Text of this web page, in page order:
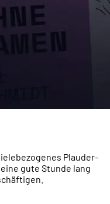
Plauder-
gute Stunde lang